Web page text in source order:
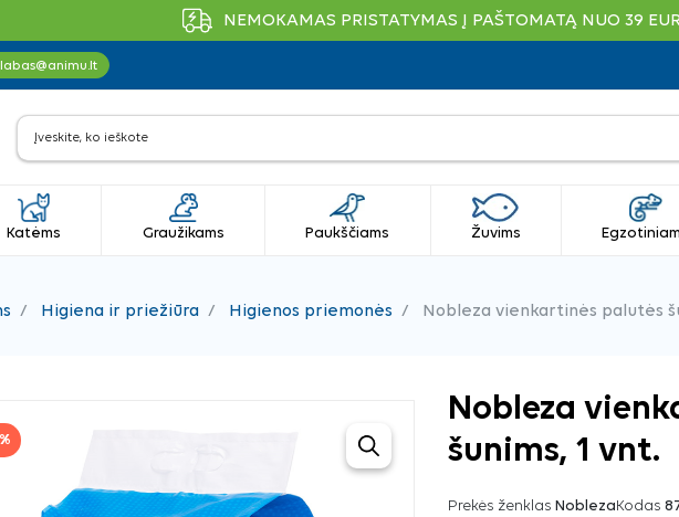
NEMOKAMAS PRISTATYMAS Į PAŠTOMATĄ NUO 39
labas@animu.lt
Katėms Graužikams Paukščiams Žuvims
Higiena ir priežiūra Higienos priemonės Nobleza vienkartinės palutės
Nobleza
šunims, 1 vnt.
Prekės ženklas NoblezaKodas